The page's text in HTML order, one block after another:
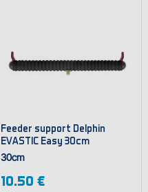
Feeder support Delphin
EVASTIC Easy 30cm
30cm
10.50 €